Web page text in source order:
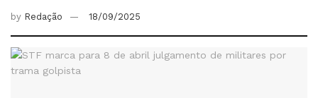
by Redação 18/09/2025